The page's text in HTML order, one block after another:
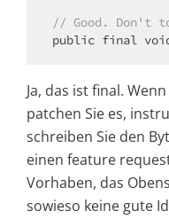
// Good. Don't
public final
Ja, das ist final.
patchen Sie es,
schreiben Sie den
einen feature
Vorhaben, das
sowieso keine gute